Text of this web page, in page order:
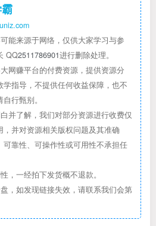
能来源于网络，仅供大家学习与参
QQ2511786901进行删除处理。
网赚平台的付费资源，提供资源分
指导，不提供任何收益保障，也不
行甄别。
并了解，我们对部分资源进行收费仅
并对资源相关版权问题及其准确
靠性、可操作性或可用性不承担任
，一经拍下发货概不退款。
，如发现链接失效，请联系我们会第